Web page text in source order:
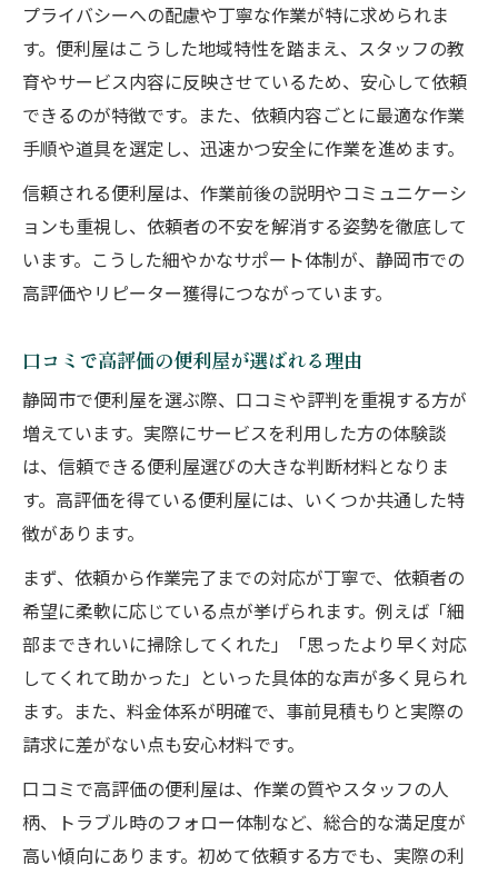
プライバシーへの配慮や丁寧な作業が特に求められま
す。便利屋はこうした地域特性を踏まえ、スタッフの教
育やサービス内容に反映させているため、安心して依頼
できるのが特徴です。また、依頼内容ごとに最適な作業
手順や道具を選定し、迅速かつ安全に作業を進めます。
信頼される便利屋は、作業前後の説明やコミュニケーシ
ョンも重視し、依頼者の不安を解消する姿勢を徹底して
います。こうした細やかなサポート体制が、静岡市での
高評価やリピーター獲得につながっています。
口コミで高評価の便利屋が選ばれる理由
静岡市で便利屋を選ぶ際、口コミや評判を重視する方が
増えています。実際にサービスを利用した方の体験談
は、信頼できる便利屋選びの大きな判断材料となりま
す。高評価を得ている便利屋には、いくつか共通した特
徴があります。
まず、依頼から作業完了までの対応が丁寧で、依頼者の
希望に柔軟に応じている点が挙げられます。例えば「細
部まできれいに掃除してくれた」「思ったより早く対応
してくれて助かった」といった具体的な声が多く見られ
ます。また、料金体系が明確で、事前見積もりと実際の
請求に差がない点も安心材料です。
口コミで高評価の便利屋は、作業の質やスタッフの人
柄、トラブル時のフォロー体制など、総合的な満足度が
高い傾向にあります。初めて依頼する方でも、実際の利